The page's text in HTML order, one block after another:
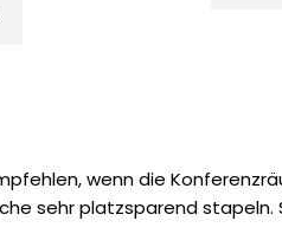
wenn die
sehr platzsparend